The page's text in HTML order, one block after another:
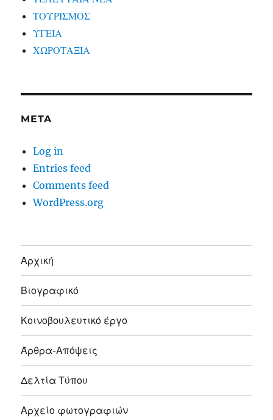
ΤΟΥΡΙΣΜΟΣ
ΥΓΕΙΑ
ΧΩΡΟΤΑΞΙΑ
META
Log in
Entries feed
Comments feed
WordPress.org
Αρχική
Βιογραφικό
Κοινοβουλευτικό έργο
Άρθρα-Απόψεις
Δελτία Τύπου
Αρχείο φωτογραφιών